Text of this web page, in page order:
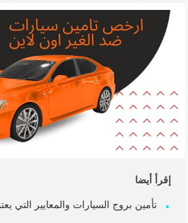
إقرأ أيضا
تأمين بروج السيارات والمعايير التي